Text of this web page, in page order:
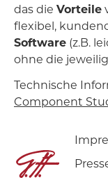
das die Vorteile
flexibel,
Software (z.B.
ohne die
Technische
Component